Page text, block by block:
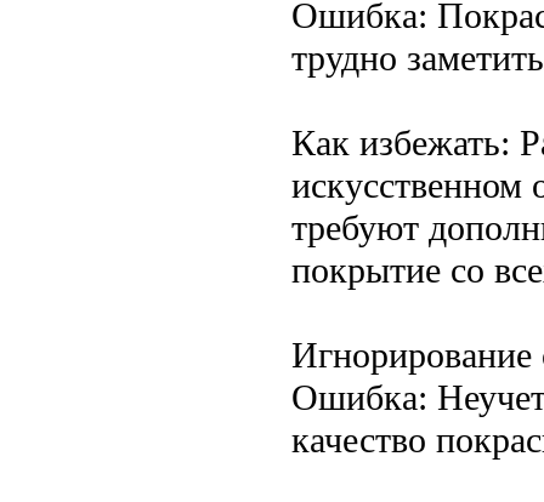
Ошибка:
трудно
Как избежать:
искусственном
требуют
покрытие со
Ошибка:
качество